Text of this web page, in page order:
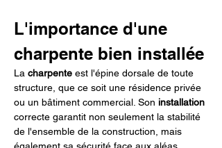
L'importance d'une
charpente bien installée
La charpente est l'épine dorsale de toute
structure, que ce soit une résidence privée
ou un bâtiment commercial. Son installation
correcte garantit non seulement la stabilité
de l'ensemble de la construction, mais